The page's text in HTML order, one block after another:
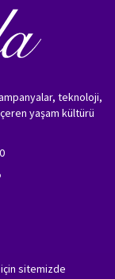
sitemizde
teknoloji,
yaşam kültürü